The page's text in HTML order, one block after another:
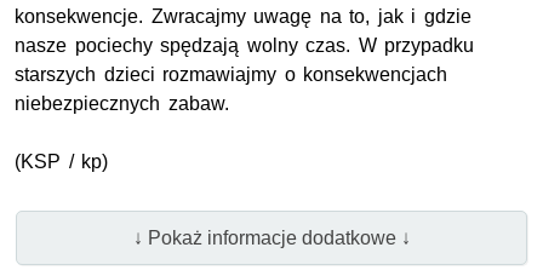
konsekwencje. Zwracajmy uwagę na to, jak i gdzie
nasze pociechy spędzają wolny czas. W przypadku
starszych dzieci rozmawiajmy o konsekwencjach
niebezpiecznych zabaw.
(KSP / kp)
↓ Pokaż informacje dodatkowe ↓